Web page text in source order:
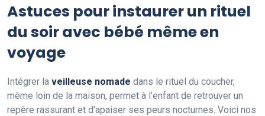
Astuces pour instaurer un rituel
du soir avec bébé même en
voyage
Intégrer la veilleuse nomade dans le rituel du coucher,
même loin de la maison, permet à l’enfant de retrouver un
repère rassurant et d’apaiser ses peurs nocturnes. Voici nos